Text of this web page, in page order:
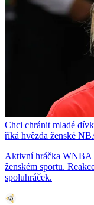
Chci chránit mladé
říká hvězda ženské
Aktivní hráčka WNBA
ženském sportu.
spoluhráček.